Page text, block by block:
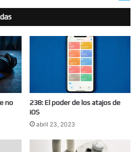
no
238: El poder de los atajos de
iOS
abril 23, 2023